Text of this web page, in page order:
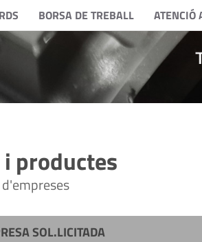
BORSA DE TREBALL ATENCIÓ
productes
d'empreses
SOL.LICITADA